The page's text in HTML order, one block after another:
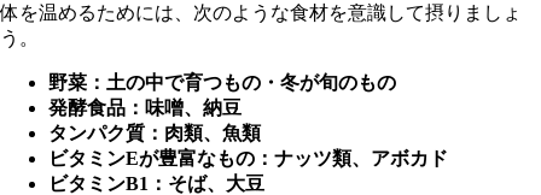
体を温めるためには、次のような食材を意識して摂りましょ
う。
野菜：土の中で育つもの・冬が旬のもの
発酵食品：味噌、納豆
タンパク質：肉類、魚類
ビタミンEが豊富なもの：ナッツ類、アボカド
ビタミンB1：そば、大豆